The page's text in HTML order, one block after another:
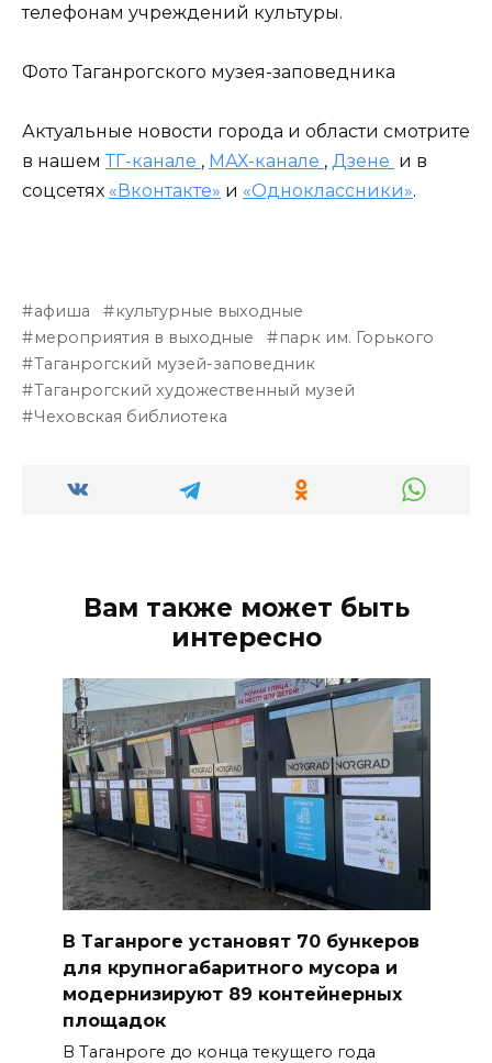
телефонам учреждений культуры.
Фото Таганрогского музея-заповедника
Актуальные новости города и области смотрите
в нашем ТГ-канале , МАХ-канале , Дзене и в
соцсетях «Вконтакте» и «Одноклассники».
афиша
культурные выходные
мероприятия в выходные
парк им. Горького
Таганрогский музей-заповедник
Таганрогский художественный музей
Чеховская библиотека
Вам также может быть
интересно
В Таганроге установят 70 бункеров
для крупногабаритного мусора и
модернизируют 89 контейнерных
площадок
В Таганроге до конца текущего года